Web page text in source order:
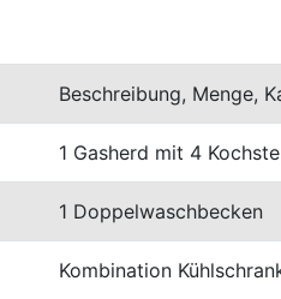
Beschreibung, Menge,
1 Gasherd mit 4
1 Doppelwaschbecken
Kombination